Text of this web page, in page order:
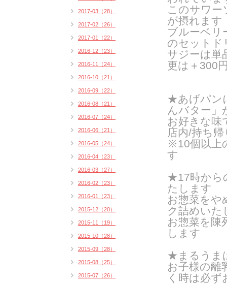
このサワー
が摂れます
ブルーベリ
のセットド
サジーは単
更は＋300
★あげパン
んバター」
お好きな味
店内/持ち
※10個以上
す
★17時から
たします
お惣菜をや
ク詰めいた
お惣菜を陳
します
★まるうま
お子様の離
く時は必ず
2017-03（28）
2017-02（26）
2017-01（22）
2016-12（23）
2016-11（24）
2016-10（21）
2016-09（22）
2016-08（21）
2016-07（24）
2016-06（21）
2016-05（24）
2016-04（23）
2016-03（27）
2016-02（23）
2016-01（23）
2015-12（20）
2015-11（19）
2015-10（28）
2015-09（28）
2015-08（25）
2015-07（26）